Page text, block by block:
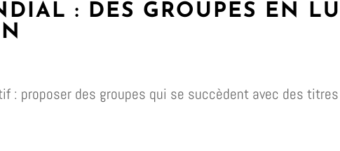
: DES GROUPES EN
: proposer des groupes qui se succèdent avec des